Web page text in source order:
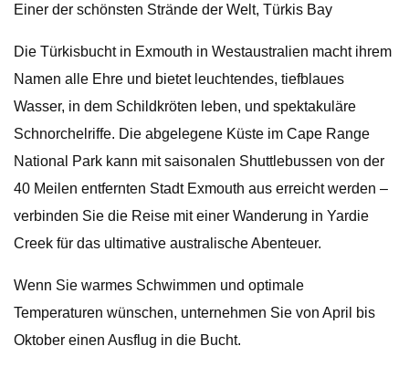
Einer der schönsten Strände der Welt, Türkis Bay
Die Türkisbucht in Exmouth in Westaustralien macht ihrem
Namen alle Ehre und bietet leuchtendes, tiefblaues
Wasser, in dem Schildkröten leben, und spektakuläre
Schnorchelriffe. Die abgelegene Küste im Cape Range
National Park kann mit saisonalen Shuttlebussen von der
40 Meilen entfernten Stadt Exmouth aus erreicht werden –
verbinden Sie die Reise mit einer Wanderung in Yardie
Creek für das ultimative australische Abenteuer.
Wenn Sie warmes Schwimmen und optimale
Temperaturen wünschen, unternehmen Sie von April bis
Oktober einen Ausflug in die Bucht.